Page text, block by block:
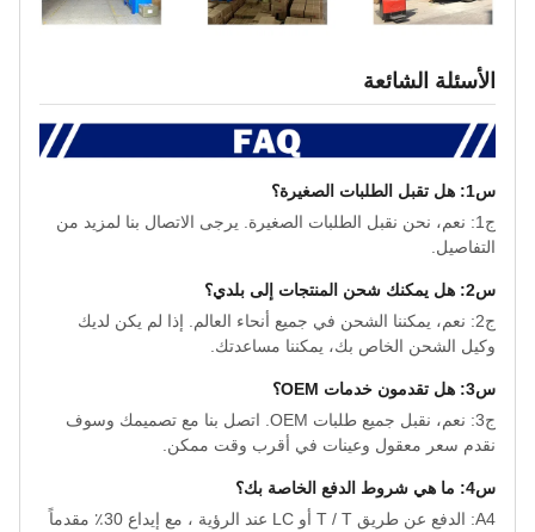
الأسئلة الشائعة
س1: هل تقبل الطلبات الصغيرة؟
ج1: نعم، نحن نقبل الطلبات الصغيرة. يرجى الاتصال بنا لمزيد من
التفاصيل.
س2: هل يمكنك شحن المنتجات إلى بلدي؟
ج2: نعم، يمكننا الشحن في جميع أنحاء العالم. إذا لم يكن لديك
وكيل الشحن الخاص بك، يمكننا مساعدتك.
س3: هل تقدمون خدمات OEM؟
ج3: نعم، نقبل جميع طلبات OEM. اتصل بنا مع تصميمك وسوف
نقدم سعر معقول وعينات في أقرب وقت ممكن.
س4: ما هي شروط الدفع الخاصة بك؟
A4: الدفع عن طريق T / T أو LC عند الرؤية ، مع إيداع 30٪ مقدماً